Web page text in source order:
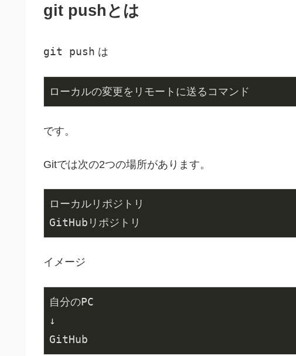
git pushとは
git push は
ローカルの変更をリモートに送るコマンド
です。
Gitでは次の2つの場所があります。
ローカルリポジトリ
GitHubリポジトリ
イメージ
自分のPC
↓
GitHub